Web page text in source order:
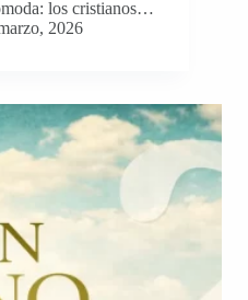
los cristianos…
2026